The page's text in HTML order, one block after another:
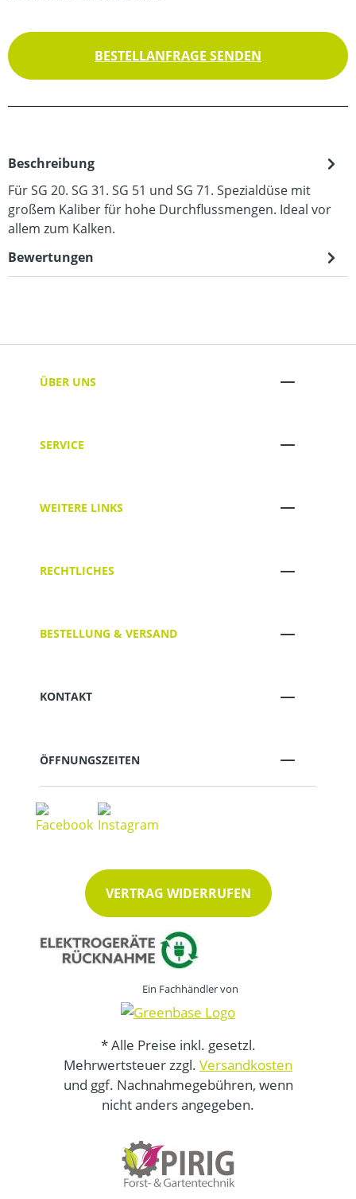
BESTELLANFRAGE SENDEN
Beschreibung
Für SG 20. SG 31. SG 51 und SG 71. Spezialdüse mit
großem Kaliber für hohe Durchflussmengen. Ideal vor
allem zum Kalken.
Bewertungen
ÜBER UNS
SERVICE
WEITERE LINKS
RECHTLICHES
BESTELLUNG & VERSAND
KONTAKT
ÖFFNUNGSZEITEN
VERTRAG WIDERRUFEN
Ein Fachhändler von
* Alle Preise inkl. gesetzl.
Mehrwertsteuer zzgl. Versandkosten
und ggf. Nachnahmegebühren, wenn
nicht anders angegeben.